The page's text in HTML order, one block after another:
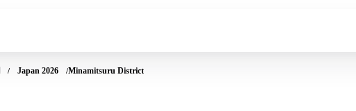
Japan 2026 Minamitsuru District